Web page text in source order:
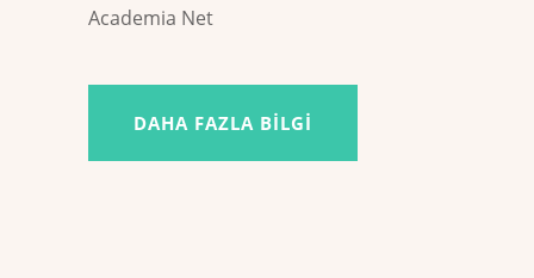
Academia Net
DAHA FAZLA BILGI